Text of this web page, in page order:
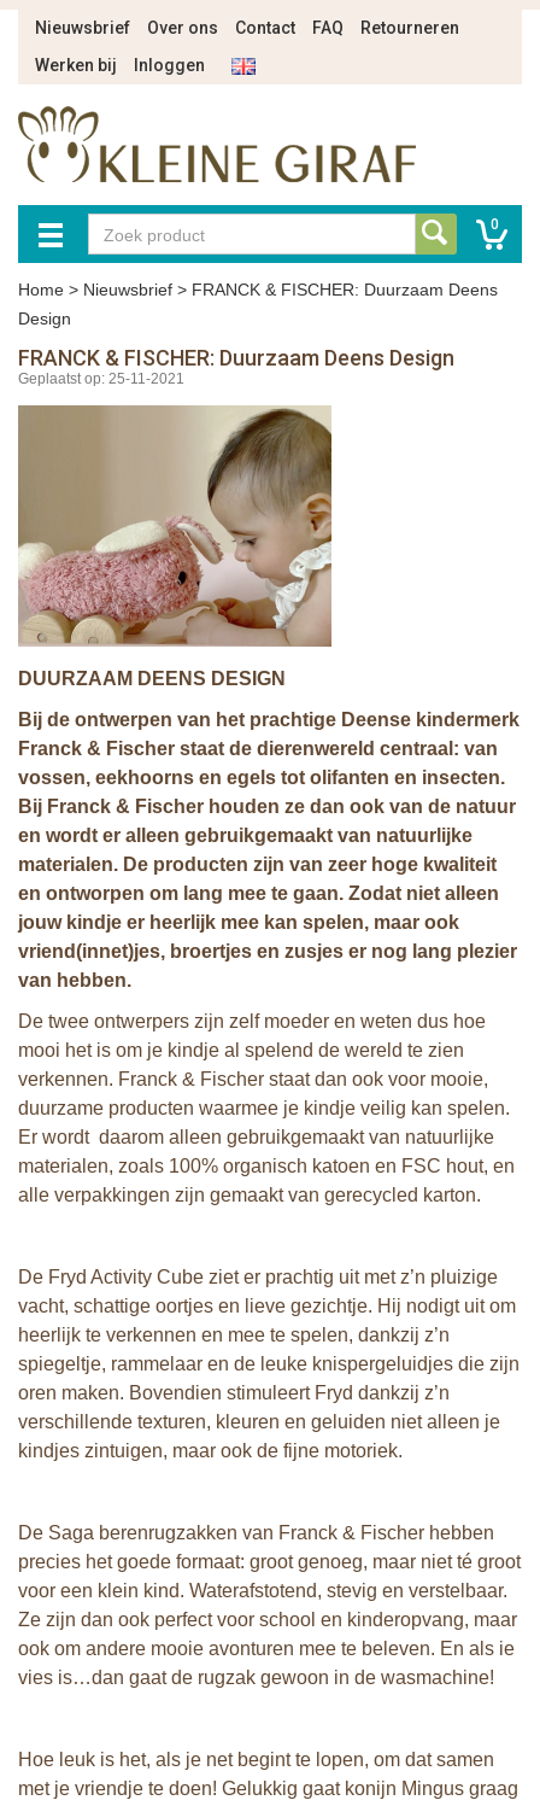
Nieuwsbrief Over ons Contact FAQ
Retourneren
Werken bij
Inloggen
0
Home > Nieuwsbrief > FRANCK & FISCHER: Duurzaam Deens
Design
FRANCK & FISCHER: Duurzaam Deens Design
Geplaatst op: 25-11-2021
DUURZAAM DEENS DESIGN
Bij de ontwerpen van het prachtige Deense kindermerk
Franck & Fischer staat de dierenwereld centraal: van
vossen, eekhoorns en egels tot olifanten en insecten.
Bij Franck & Fischer houden ze dan ook van de natuur
en wordt er alleen gebruikgemaakt van natuurlijke
materialen. De producten zijn van zeer hoge kwaliteit
en ontworpen om lang mee te gaan. Zodat niet alleen
jouw kindje er heerlijk mee kan spelen, maar ook
vriend(innet)jes, broertjes en zusjes er nog lang plezier
van hebben.
De twee ontwerpers zijn zelf moeder en weten dus hoe
mooi het is om je kindje al spelend de wereld te zien
verkennen. Franck & Fischer staat dan ook voor mooie,
duurzame producten waarmee je kindje veilig kan spelen.
Er wordt daarom alleen gebruikgemaakt van natuurlijke
materialen, zoals 100% organisch katoen en FSC hout, en
alle verpakkingen zijn gemaakt van gerecycled karton.
De Fryd Activity Cube ziet er prachtig uit met z’n pluizige
vacht, schattige oortjes en lieve gezichtje. Hij nodigt uit om
heerlijk te verkennen en mee te spelen, dankzij z’n
spiegeltje, rammelaar en de leuke knispergeluidjes die zijn
oren maken. Bovendien stimuleert Fryd dankzij z’n
verschillende texturen, kleuren en geluiden niet alleen je
kindjes zintuigen, maar ook de fijne motoriek.
De Saga berenrugzakken van Franck & Fischer hebben
precies het goede formaat: groot genoeg, maar niet té groot
voor een klein kind. Waterafstotend, stevig en verstelbaar.
Ze zijn dan ook perfect voor school en kinderopvang, maar
ook om andere mooie avonturen mee te beleven. En als ie
vies is…dan gaat de rugzak gewoon in de wasmachine!
Hoe leuk is het, als je net begint te lopen, om dat samen
met je vriendje te doen! Gelukkig gaat konijn Mingus graag